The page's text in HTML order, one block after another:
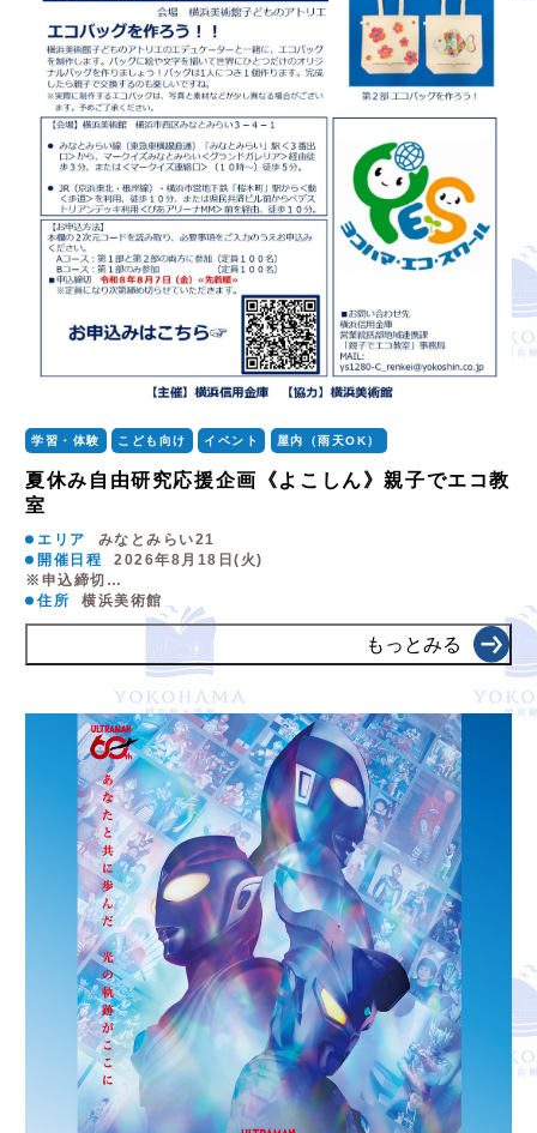
学習・体験 こども向け イベント 屋内（雨天OK）
夏休み自由研究応援企画《よこしん》親子でエコ教
室
エリア
みなとみらい21
開催日程
2026年8月18日(火)
※申込締切…
住所
横浜美術館
もっとみる